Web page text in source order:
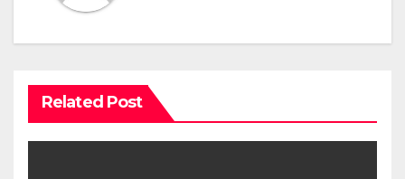
Related Post